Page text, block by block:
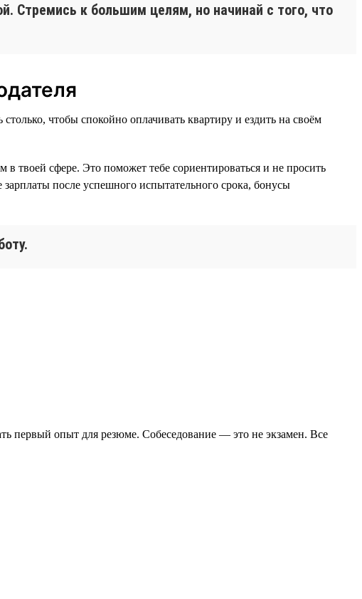
Стремись к большим целям, но начинай с того, что
чтобы спокойно оплачивать квартиру и ездить на своём
твоей сфере. Это поможет тебе сориентироваться и не просить
после успешного испытательного срока, бонусы
первый опыт для резюме. Собеседование — это не экзамен. Все